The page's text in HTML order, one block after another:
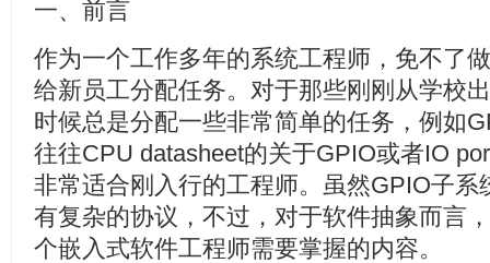
一、前言
作为一个工作多年的系统工程师，免不了
给新员工分配任务。对于那些刚刚从学校
时候总是分配一些非常简单的任务，例如
往往CPU datasheet的关于GPIO或者IO
非常适合刚入行的工程师。虽然GPIO子
有复杂的协议，不过，对于软件抽象而言
个嵌入式软件工程师需要掌握的内容。